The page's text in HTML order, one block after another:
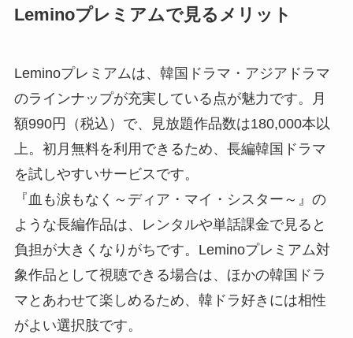
Leminoプレミアムで見るメリット
Leminoプレミアムは、韓国ドラマ・アジアドラマ
のラインナップが充実している点が魅力です。月
額990円（税込）で、見放題作品数は180,000本以
上。初月無料を利用できるため、長編韓国ドラマ
を試しやすいサービスです。
『血も涙もなく～ディア・マイ・シスター～』の
ような長編作品は、レンタルや単話課金で見ると
負担が大きくなりがちです。Leminoプレミアム対
象作品として視聴できる場合は、ほかの韓国ドラ
マとあわせて楽しめるため、韓ドラ好きには相性
がよい選択肢です。